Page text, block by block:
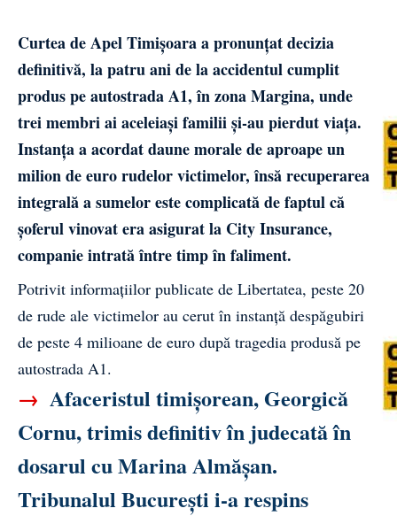
Curtea de Apel Timișoara a pronunțat decizia
definitivă, la patru ani de la accidentul cumplit
produs pe autostrada A1, în zona Margina, unde
trei membri ai aceleiași familii și-au pierdut viața.
Instanța a acordat daune morale de aproape un
milion de euro rudelor victimelor, însă recuperarea
integrală a sumelor este complicată de faptul că
șoferul vinovat era asigurat la City Insurance,
companie intrată între timp în faliment.
Potrivit informațiilor publicate de Libertatea, peste 20
de rude ale victimelor au cerut în instanță despăgubiri
de peste 4 milioane de euro după tragedia produsă pe
autostrada A1.
→ Afaceristul timișorean, Georgică
Cornu, trimis definitiv în judecată în
dosarul cu Marina Almășan.
Tribunalul București i-a respins